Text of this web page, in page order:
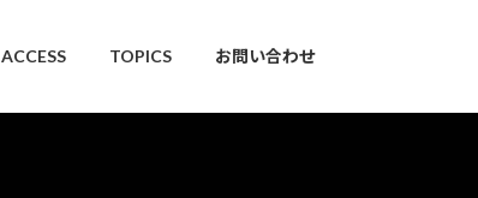
ACCESS TOPICS お問い合わせ